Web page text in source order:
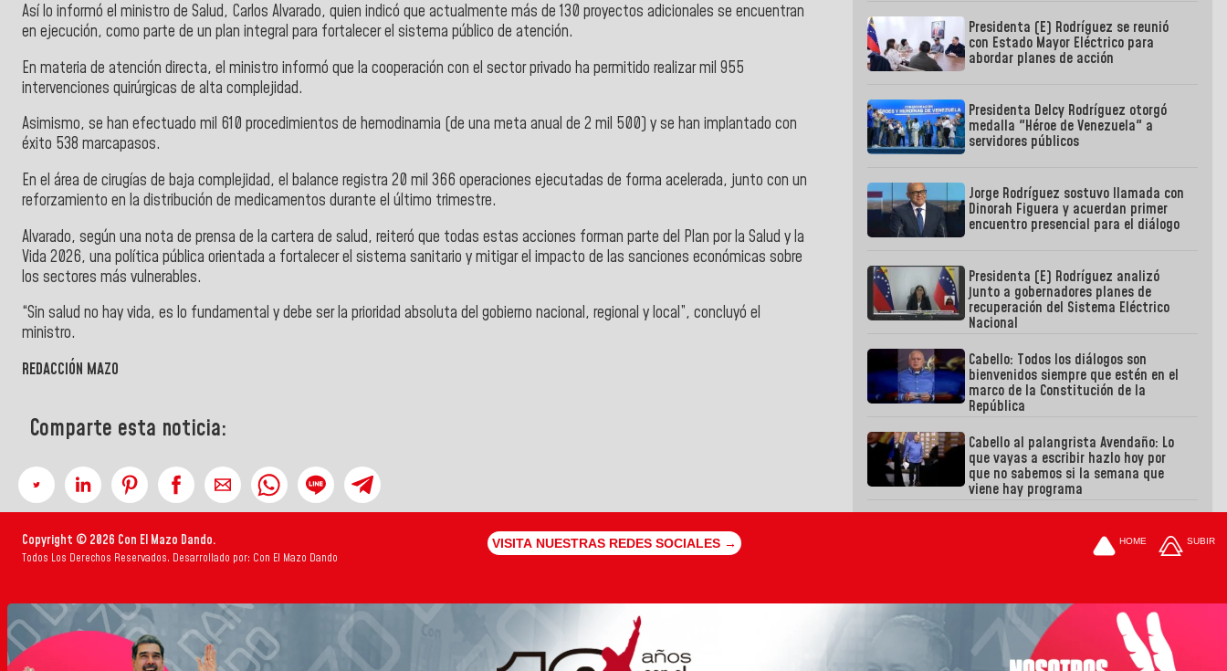
Así lo informó el ministro de Salud, Carlos Alvarado, quien indicó que actualmente más de 130 proyectos adicionales se encuentran
en ejecución, como parte de un plan integral para fortalecer el sistema público de atención.
En materia de atención directa, el ministro informó que la cooperación con el sector privado ha permitido realizar mil 955
intervenciones quirúrgicas de alta complejidad.
Asimismo, se han efectuado mil 610 procedimientos de hemodinamia (de una meta anual de 2 mil 500) y se han implantado con
éxito 538 marcapasos.
En el área de cirugías de baja complejidad, el balance registra 20 mil 366 operaciones ejecutadas de forma acelerada, junto con un
reforzamiento en la distribución de medicamentos durante el último trimestre.
Alvarado, según una nota de prensa de la cartera de salud, reiteró que todas estas acciones forman parte del Plan por la Salud y la
Vida 2026, una política pública orientada a fortalecer el sistema sanitario y mitigar el impacto de las sanciones económicas sobre
los sectores más vulnerables.
“Sin salud no hay vida, es lo fundamental y debe ser la prioridad absoluta del gobierno nacional, regional y local”, concluyó el
ministro.
REDACCIÓN MAZO
Comparte esta noticia:
Presidenta (E) Rodríguez se reunió
con Estado Mayor Eléctrico para
abordar planes de acción
Presidenta Delcy Rodríguez otorgó
medalla "Héroe de Venezuela" a
servidores públicos
Jorge Rodríguez sostuvo llamada con
Dinorah Figuera y acuerdan primer
encuentro presencial para el diálogo
Presidenta (E) Rodríguez analizó
junto a gobernadores planes de
recuperación del Sistema Eléctrico
Nacional
Cabello: Todos los diálogos son
bienvenidos siempre que estén en el
marco de la Constitución de la
República
Cabello al palangrista Avendaño: Lo
que vayas a escribir hazlo hoy por
que no sabemos si la semana que
viene hay programa
Copyright © 2026 Con El Mazo Dando.
Todos Los Derechos Reservados. Desarrollado por: Con El Mazo Dando
VISITA NUESTRAS REDES SOCIALES → HOME SUBIR